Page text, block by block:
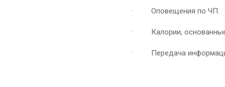
· Оповещения по ЧП.
· Калории, основанные
· Передача